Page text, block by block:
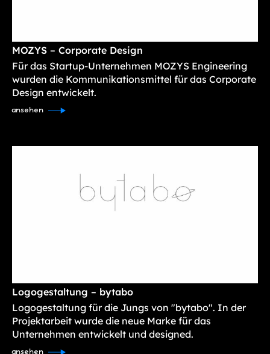
MOZYS – Corporate Design
Für das Startup-Unternehmen MOZYS Engineering
wurden die Kommunikationsmittel für das Corporate
Design entwickelt.
ansehen
Logogestaltung – bytabo
Logogestaltung für die Jungs von "bytabo". In der
Projektarbeit wurde die neue Marke für das
Unternehmen entwickelt und designed.
ansehen